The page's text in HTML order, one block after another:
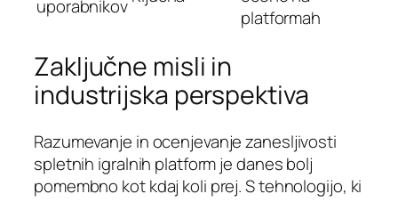
uporabnikov
platformah
Zaključne misli in
industrijska perspektiva
Razumevanje in ocenjevanje zanesljivosti
spletnih igralnih platform je danes bolj
pomembno kot kdaj koli prej. S tehnologijo, ki